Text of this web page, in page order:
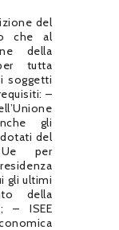
del
che al
della
tutta
soggetti
–
gli
del
per
gli ultimi
della
– ISEE